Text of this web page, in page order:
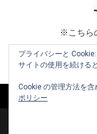
※こちら
Copyright © 2010-
プライバシーと
サイトの使用を続ける
Cookie の管理方法を
ポリシー